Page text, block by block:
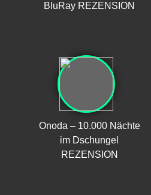
BluRay REZENSION
Onoda – 10.000 Nächte
im Dschungel
REZENSION